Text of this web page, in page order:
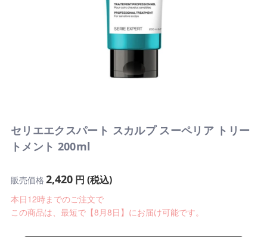
セリエエクスパート スカルプ スーペリア トリー
トメント 200ml
販売価格 2,420円 (税込)
本日12時までのご注文で
この商品は、最短で【8月8日】にお届け可能です。